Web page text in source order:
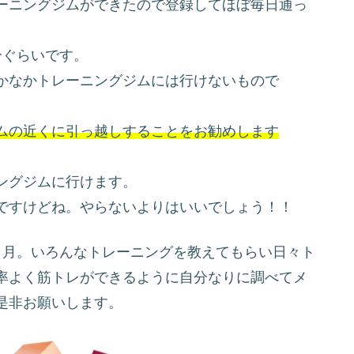
ングジムができたので登録してほぼ毎日通っ
らいです。
かトレーニングジムには行けないもので
の近くに引っ越しすることをお勧めします
ジムに行けます。
けどね。やらないよりはいいでしょう！！
。いろんなトレーニングを教えてもらい日々ト
く筋トレができるように自分なりに調べてメ
お願いします。